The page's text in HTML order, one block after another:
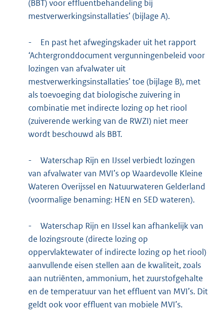
(BBT) voor effluentbehandeling bij
mestverwerkingsinstallaties’ (bijlage A).
-
En past het afwegingskader uit het rapport
‘Achtergronddocument vergunningenbeleid voor
lozingen van afvalwater uit
mestverwerkingsinstallaties’ toe (bijlage B), met
als toevoeging dat biologische zuivering in
combinatie met indirecte lozing op het riool
(zuiverende werking van de RWZI) niet meer
wordt beschouwd als BBT.
-
Waterschap Rijn en IJssel verbiedt lozingen
van afvalwater van MVI’s op Waardevolle Kleine
Wateren Overijssel en Natuurwateren Gelderland
(voormalige benaming: HEN en SED wateren).
-
Waterschap Rijn en IJssel kan afhankelijk van
de lozingsroute (directe lozing op
oppervlaktewater of indirecte lozing op het riool)
aanvullende eisen stellen aan de kwaliteit, zoals
aan nutriënten, ammonium, het zuurstofgehalte
en de temperatuur van het effluent van MVI’s. Dit
geldt ook voor effluent van mobiele MVI’s.